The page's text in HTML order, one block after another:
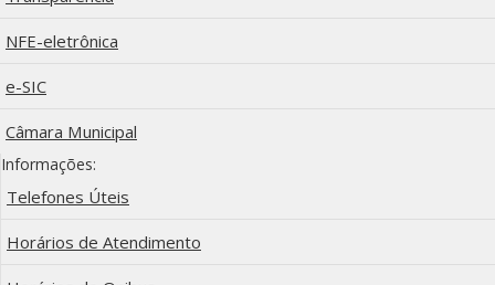
NFE-eletrônica
e-SIC
Câmara Municipal
Informações:
Telefones Úteis
Horários de Atendimento